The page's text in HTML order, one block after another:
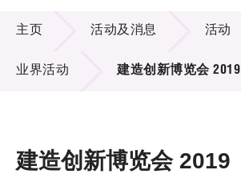
技术商品化
项目及资助计划
活动及消息
活动及消息
主页 活动及消息 活动
业界活动 建造创新博览会 2019
建造创新博览会 2019